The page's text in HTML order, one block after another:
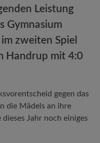
Leistung
Gymnasium
zweiten Spiel
Handrup mit 4:0
gegen das
die Mädels an ihre
Jahr noch einiges